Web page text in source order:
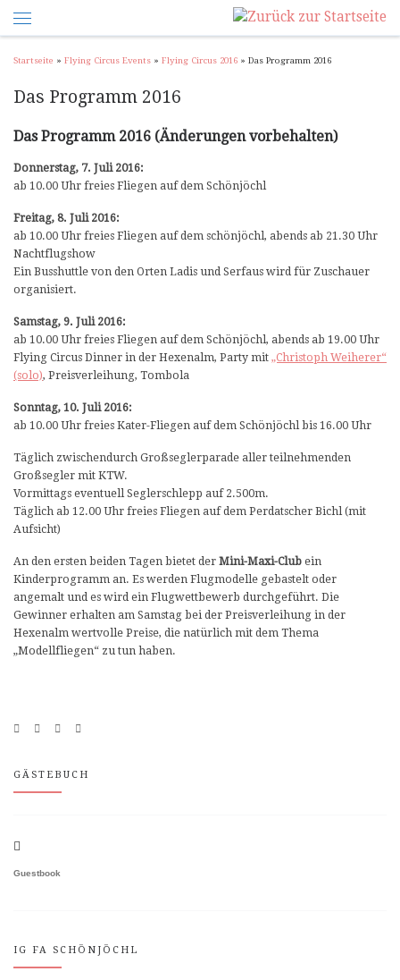
Startseite » Flying Circus Events » Flying Circus 2016 » Das Programm 2016
Das Programm 2016
Das Programm 2016 (Änderungen vorbehalten)
Donnerstag, 7. Juli 2016:
ab 10.00 Uhr freies Fliegen auf dem Schönjöchl
Freitag, 8. Juli 2016:
ab 10.00 Uhr freies Fliegen auf dem schönjöchl, abends ab 21.30 Uhr
Nachtflugshow
Ein Busshuttle von den Orten Ladis und Serfaus wird für Zuschauer
organisiert.
Samstag, 9. Juli 2016:
ab 10.00 Uhr freies Fliegen auf dem Schönjöchl, abends ab 19.00 Uhr
Flying Circus Dinner in der Hexenalm, Party mit „Christoph Weiherer“
(solo), Preisverleihung, Tombola
Sonntag, 10. Juli 2016:
ab 10.00 Uhr freies Kater-Fliegen auf dem Schönjöchl bis 16.00 Uhr
Täglich zwischendurch Großseglerparade aller teilnehmenden
Großsegler mit KTW.
Vormittags eventuell Seglerschlepp auf 2.500m.
Täglich ab 12.00 Uhr freies Fliegen auf dem Perdatscher Bichl (mit
Aufsicht)
An den ersten beiden Tagen bietet der Mini-Maxi-Club ein
Kinderprogramm an. Es werden Flugmodelle gebastelt oder
angemalt und es wird ein Flugwettbewerb durchgeführt. Die
Gewinner erhalten am Samstag bei der Preisverleihung in der
Hexenalm wertvolle Preise, die natürlich mit dem Thema
„Modellfliegen“ zu tun haben.
GÄSTEBUCH
Guestbook
IG FA SCHÖNJÖCHL